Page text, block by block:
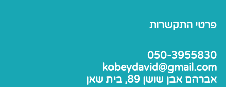
פרטי התקשרות
050-3955830
kobeydavid@gmail.com
אברהם אבן שושן 89, בית שאן